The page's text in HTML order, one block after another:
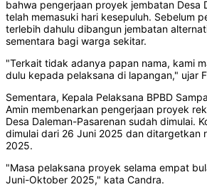
bahwa pengerjaan proyek jembatan Desa
telah memasuki hari kesepuluh. Sebelum
terlebih dahulu dibangun jembatan
sementara bagi warga sekitar.
"Terkait tidak adanya papan nama, kami
dulu kepada pelaksana di lapangan," ujar
Sementara, Kepala Pelaksana BPBD
Amin membenarkan pengerjaan proyek
Desa Daleman-Pasarenan sudah dimulai.
dimulai dari 26 Juni 2025 dan ditargetkan
2025.
"Masa pelaksana proyek selama empat
Juni-Oktober 2025," kata Candra.